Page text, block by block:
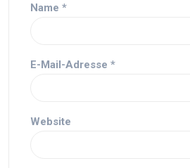
Name *
E-Mail-Adresse *
Website